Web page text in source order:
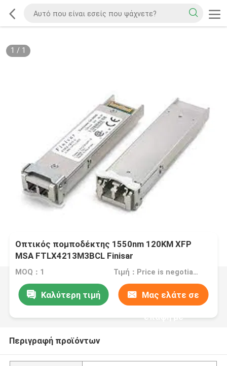
1 / 1
Οπτικός πομποδέκτης 1550nm 120KM XFP
MSA FTLX4213M3BCL Finisar
MOQ：1 Τιμή：Price is negotiable
Καλύτερη τιμή Μας ελάτε σε
επαφή με
Περιγραφή προϊόντων